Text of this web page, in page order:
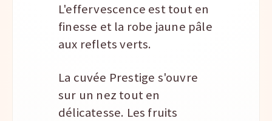
L'effervescence est tout en
finesse et la robe jaune pâle
aux reflets verts.
La cuvée Prestige s'ouvre
sur un nez tout en
délicatesse. Les fruits